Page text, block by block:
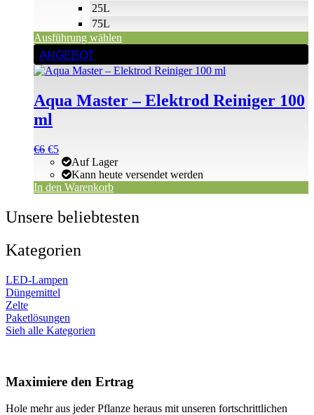
25L
75L
Ausführung wählen
ANGEBOT
Aqua Master – Elektrod Reiniger 100
ml
Ursprünglicher
Preis
war:
€6
€6Aktueller
Preis
ist:
€6.
€5
Auf Lager
Kann heute versendet werden
In den Warenkorb
Unsere beliebtesten
Kategorien
LED-Lampen
Düngemittel
Zelte
Paketlösungen
Sieh alle Kategorien
Maximiere den Ertrag
Hole mehr aus jeder Pflanze heraus mit unseren fortschrittlichen